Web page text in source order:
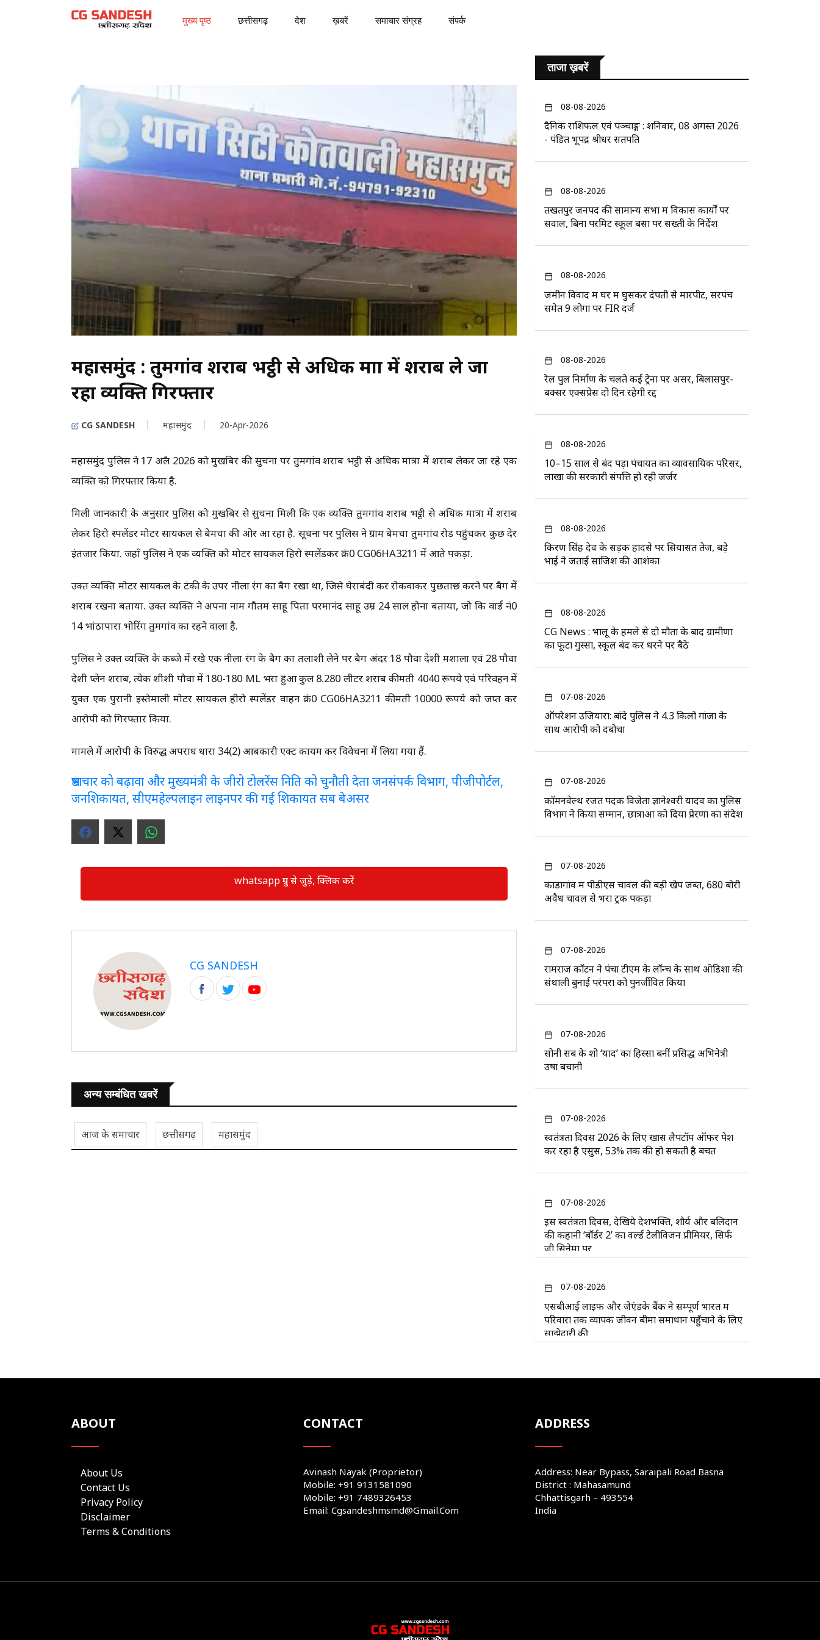
मुख्य पृष्ठ छत्तीसगढ़ देश ख़बरें समाचार संग्रह संपर्क
महासमुंद : तुमगांव शराब भट्ठी से अधिक मात्रा में शराब ले जा
रहा व्यक्ति गिरफ्तार
CG SANDESH महासमुंद 20-Apr-2026
महासमुंद पुलिस ने 17 अप्रैल 2026 को मुखबिर की सुचना पर तुमगांव शराब भट्ठी से अधिक मात्रा में शराब लेकर जा रहे एक
व्यक्ति को गिरफ्तार किया है.
मिली जानकारी के अनुसार पुलिस को मुखबिर से सुचना मिली कि एक व्यक्ति तुमगांव शराब भट्ठी से अधिक मात्रा में शराब
लेकर हिरो स्पलेंडर मोटर सायकल से बेमचा की ओर आ रहा है. सूचना पर पुलिस ने ग्राम बेमचा तुमगांव रोड पहुंचकर कुछ देर
इंतजार किया. जहाँ पुलिस ने एक व्यक्ति को मोटर सायकल हिरो स्पलेंडकर क्रं0 CG06HA3211 में आते पकड़ा.
उक्त व्यक्ति मोटर सायकल के टंकी के उपर नीला रंग का बैग रखा था, जिसे घेराबंदी कर रोकवाकर पुछताछ करने पर बैग में
शराब रखना बताया. उक्त व्यक्ति ने अपना नाम गौतम साहू पिता परमानंद साहू उम्र 24 साल होना बताया, जो कि वार्ड नं0
14 भांठापारा भोरिंग तुमगांव का रहने वाला है.
पुलिस ने उक्त व्यक्ति के कब्जे में रखे एक नीला रंग के बैग का तलाशी लेने पर बैग अंदर 18 पौवा देशी मशाला एवं 28 पौवा
देशी प्लेन शराब, प्रत्येक शीशी पौवा में 180-180 ML भरा हुआ कुल 8.280 लीटर शराब कीमती 4040 रूपये एवं परिवहन में
प्रयुक्त एक पुरानी इस्तेमाली मोटर सायकल हीरो स्पलेंडर वाहन क्रं0 CG06HA3211 कीमती 10000 रूपये को जप्त कर
आरोपी को गिरफ्तार किया.
मामले में आरोपी के विरुद्ध अपराध धारा 34(2) आबकारी एक्ट कायम कर विवेचना में लिया गया हैं.
भ्रष्टाचार को बढ़ावा और मुख्यमंत्री के जीरो टोलरेंस निति को चुनौती देता जनसंपर्क विभाग, पीजीपोर्टल,
जनशिकायत, सीएमहेल्पलाइन लाइनपर की गई शिकायत सब बेअसर
whatsapp ग्रुप से जुड़े, क्लिक करें
CG SANDESH
अन्य सम्बंधित खबरें
आज के समाचार छत्तीसगढ़ महासमुंद
ताजा ख़बरें
08-08-2026
दैनिक राशिफल एवं पञ्चाङ्ग : शनिवार, 08 अगस्त 2026
- पंडित भूपेंद्र श्रीधर सतपति
08-08-2026
तखतपुर जनपद की सामान्य सभा में विकास कार्यों पर
सवाल, बिना परमिट स्कूल बसों पर सख्ती के निर्देश
08-08-2026
जमीन विवाद में घर में घुसकर दंपती से मारपीट, सरपंच
समेत 9 लोगों पर FIR दर्ज
08-08-2026
रेल पुल निर्माण के चलते कई ट्रेनों पर असर, बिलासपुर-
बक्सर एक्सप्रेस दो दिन रहेगी रद्द
08-08-2026
10–15 साल से बंद पड़ा पंचायत का व्यावसायिक परिसर,
लाखों की सरकारी संपत्ति हो रही जर्जर
08-08-2026
किरण सिंह देव के सड़क हादसे पर सियासत तेज, बड़े
भाई ने जताई साजिश की आशंका
08-08-2026
CG News : भालू के हमले से दो मौतों के बाद ग्रामीणों
का फूटा गुस्सा, स्कूल बंद कर धरने पर बैठे
07-08-2026
ऑपरेशन उजियारा: बांदे पुलिस ने 4.3 किलो गांजा के
साथ आरोपी को दबोचा
07-08-2026
कॉमनवेल्थ रजत पदक विजेता ज्ञानेश्वरी यादव का पुलिस
विभाग ने किया सम्मान, छात्राओं को दिया प्रेरणा का संदेश
07-08-2026
कोंडागांव में पीडीएस चावल की बड़ी खेप जब्त, 680 बोरी
अवैध चावल से भरा ट्रक पकड़ा
07-08-2026
रामराज कॉटन ने पंचा टीएम के लॉन्च के साथ ओडिशा की
संथाली बुनाई परंपरा को पुनर्जीवित किया
07-08-2026
सोनी सब के शो ‘यादें’ का हिस्सा बनीं प्रसिद्ध अभिनेत्री
उषा बचानी
07-08-2026
स्वतंत्रता दिवस 2026 के लिए खास लैपटॉप ऑफर पेश
कर रहा है एसुस, 53% तक की हो सकती है बचत
07-08-2026
इस स्वतंत्रता दिवस, देखिये देशभक्ति, शौर्य और बलिदान
की कहानी ‘बॉर्डर 2’ का वर्ल्ड टेलीविजन प्रीमियर, सिर्फ
ज़ी सिनेमा पर
07-08-2026
एसबीआई लाइफ और जेएंडके बैंक ने सम्पूर्ण भारत में
परिवारों तक व्यापक जीवन बीमा समाधान पहुँचाने के लिए
साझेदारी की
ABOUT
About Us
Contact Us
Privacy Policy
Disclaimer
Terms & Conditions
CONTACT
Avinash Nayak (Proprietor)
Mobile: +91 9131581090
Mobile: +91 7489326453
Email: Cgsandeshmsmd@gmail.com
ADDRESS
Address: Near Bypass, Saraipali Road Basna
District : Mahasamund
Chhattisgarh – 493554
India